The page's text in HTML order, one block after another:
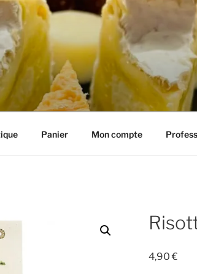
HENRIETTE
Panier Mon compte
4,90€